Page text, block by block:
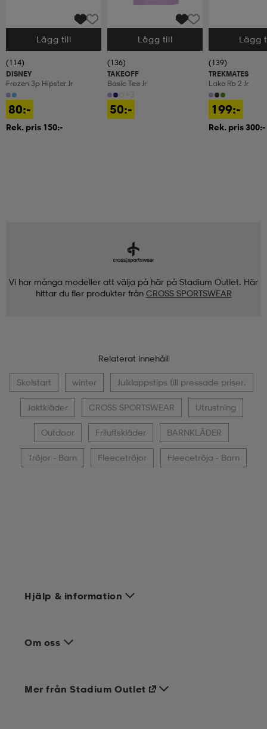
Välj storlek
Lägg till
(114)
DISNEY
Frozen 3p Hipster Jr
80:-
Rek. pris 150:-
Välj storlek
Lägg till
(136)
TAKEOFF
Basic Tee Jr
50:-
Välj storlek
Lägg
(139)
TREKMATES
Lake Rb 2 Jr
199:-
Rek. pris 300:-
Vi har många modeller att välja på här på Stadium Outlet. Här
hittar du fler produkter från CROSS SPORTSWEAR
Relaterat innehåll
Skolstart winter Julklappstips till pressade priser.
Jaktkläder CROSS SPORTSWEAR Utrustning
Outdoor Friluftskläder BARNKLÄDER
Tröjor - Barn Fleecetröjor Fleecetröja - Barn
Hjälp & information
Om oss
Mer från Stadium Outlet